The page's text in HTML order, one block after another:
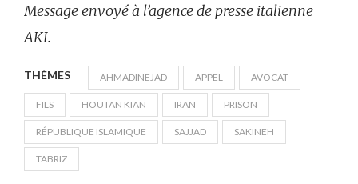
Message envoyé à l’agence de presse italienne
AKI.
THÈMES AHMADINEJAD APPEL AVOCAT
FILS HOUTAN KIAN IRAN PRISON
RÉPUBLIQUE ISLAMIQUE SAJJAD SAKINEH
TABRIZ